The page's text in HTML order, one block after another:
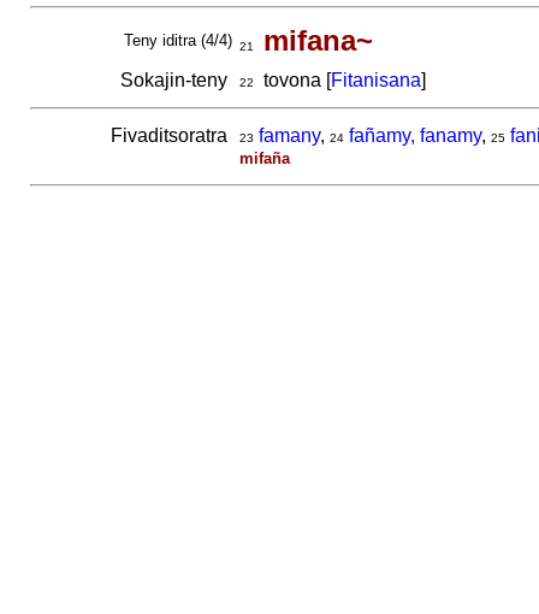
Teny iditra (4/4) 21 mifana~
Sokajin-teny 22 tovona [Fitanisana]
Fivaditsoratra 23 famany, 24 fañamy, fanamy, 25
mifaña